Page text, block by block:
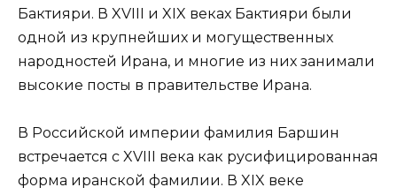
Бактияри. В XVIII и XIX веках Бактияри были
одной из крупнейших и могущественных
народностей Ирана, и многие из них занимали
высокие посты в правительстве Ирана.
В Российской империи фамилия Баршин
встречается с XVIII века как русифицированная
форма иранской фамилии. В XIX веке